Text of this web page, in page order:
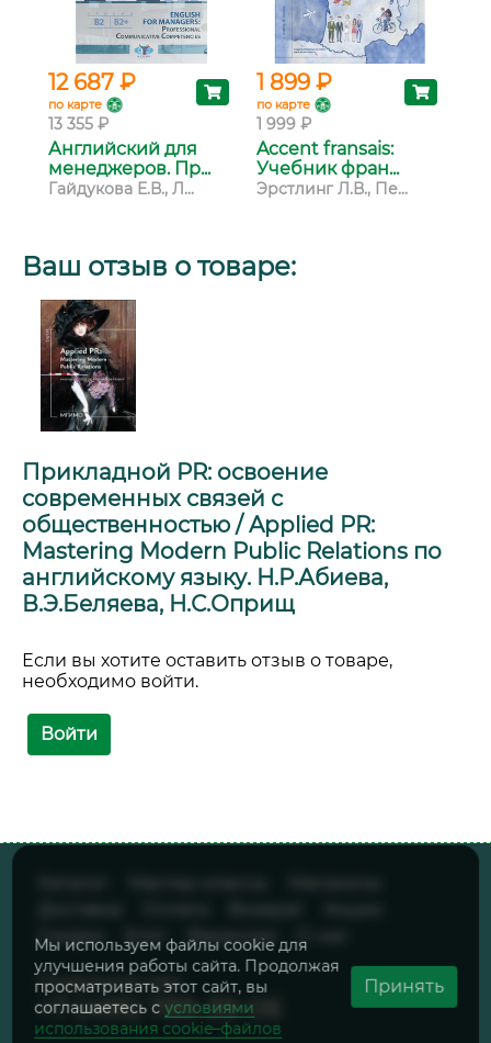
12 687 ₽
по карте
13 355 ₽
Английский для
менеджеров. Пр...
Гайдукова Е.В., Л...
1 899 ₽
по карте
1 999 ₽
Accent fransais:
Учебник фран...
Эрстлинг Л.В., Пе...
Ваш отзыв о товаре:
Прикладной PR: освоение
современных связей с
общественностью / Applied PR:
Mastering Modern Public Relations по
английскому языку. Н.Р.Абиева,
В.Э.Беляева, Н.С.Оприщ
Если вы хотите оставить отзыв о товаре,
необходимо войти.
Войти
Скидки
Вакансии
Позвоните нам:
+7 (495) 789-39-06
Мы используем файлы cookie для
улучшения работы сайта. Продолжая
просматривать этот сайт, вы
соглашаетесь сусловиями
использования cookie–файлов
Принять